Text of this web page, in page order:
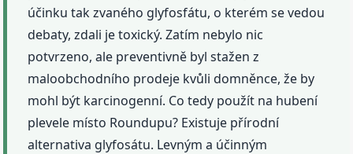
účinku tak zvaného glyfosfátu, o kterém se vedou
debaty, zdali je toxický. Zatím nebylo nic
potvrzeno, ale preventivně byl stažen z
maloobchodního prodeje kvůli domněnce, že by
mohl být karcinogenní. Co tedy použít na hubení
plevele místo Roundupu? Existuje přírodní
alternativa glyfosátu. Levným a účinným